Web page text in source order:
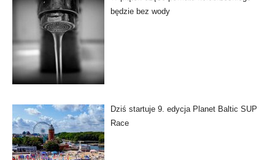
będzie bez wody
Dziś startuje 9. edycja Planet Baltic SUP
Race